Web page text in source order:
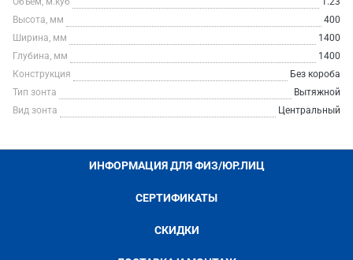
Высота, мм
400
Ширина, мм
1400
Глубина, мм
1400
Конструкция
Без короба
Тип зонта
Вытяжной
Вид зонта
Центральный
ИНФОРМАЦИЯ ДЛЯ ФИЗ/ЮР.ЛИЦ
СЕРТИФИКАТЫ
СКИДКИ